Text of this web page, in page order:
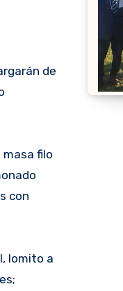
de
filo
con
lomito a